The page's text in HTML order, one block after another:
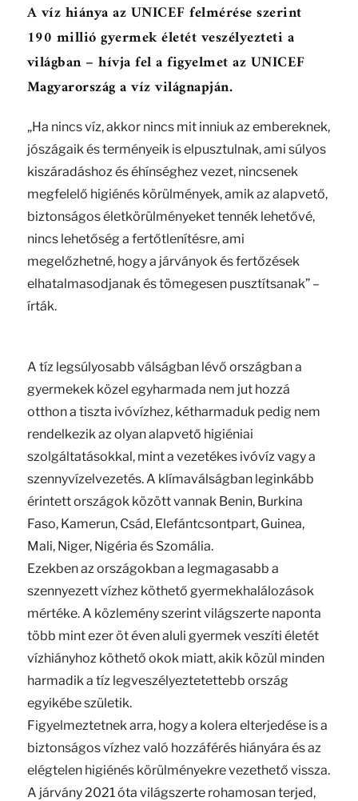
A víz hiánya az UNICEF felmérése szerint
190 millió gyermek életét veszélyezteti a
világban – hívja fel a figyelmet az UNICEF
Magyarország a víz világnapján.
„Ha nincs víz, akkor nincs mit inniuk az embereknek,
jószágaik és terményeik is elpusztulnak, ami súlyos
kiszáradáshoz és éhínséghez vezet, nincsenek
megfelelő higiénés körülmények, amik az alapvető,
biztonságos életkörülményeket tennék lehetővé,
nincs lehetőség a fertőtlenítésre, ami
megelőzhetné, hogy a járványok és fertőzések
elhatalmasodjanak és tömegesen pusztítsanak” –
írták.
A tíz legsúlyosabb válságban lévő országban a
gyermekek közel egyharmada nem jut hozzá
otthon a tiszta ivóvízhez, kétharmaduk pedig nem
rendelkezik az olyan alapvető higiéniai
szolgáltatásokkal, mint a vezetékes ivóvíz vagy a
szennyvízelvezetés. A klímaválságban leginkább
érintett országok között vannak Benin, Burkina
Faso, Kamerun, Csád, Elefántcsontpart, Guinea,
Mali, Niger, Nigéria és Szomália.
Ezekben az országokban a legmagasabb a
szennyezett vízhez köthető gyermekhalálozások
mértéke. A közlemény szerint világszerte naponta
több mint ezer öt éven aluli gyermek veszíti életét
vízhiányhoz köthető okok miatt, akik közül minden
harmadik a tíz legveszélyeztetettebb ország
egyikébe születik.
Figyelmeztetnek arra, hogy a kolera elterjedése is a
biztonságos vízhez való hozzáférés hiányára és az
elégtelen higiénés körülményekre vezethető vissza.
A járvány 2021 óta világszerte rohamosan terjed,